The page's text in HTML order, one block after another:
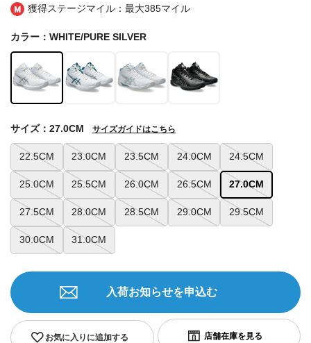
獲得ステージマイル：最大385マイル
カラー：WHITE/PURE SILVER
22.5CM 23.0CM 23.5CM 24.0CM 24.5CM
25.0CM 25.5CM 26.0CM 26.5CM 27.0CM
27.5CM 28.0CM 28.5CM 29.0CM 29.5CM
30.0CM 31.0CM
サイズ：27.0CM サイズガイドはこちら
お気に入りに追加する
入荷お知らせを申込む